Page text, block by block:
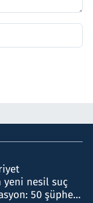
yeni nesil suç
50 şüpheli